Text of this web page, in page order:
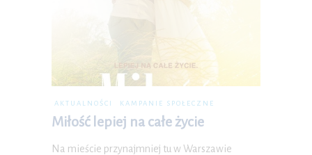
AKTUALNOŚCI KAMPANIE SPOŁECZNE
Miłość lepiej na całe życie
Na mieście przynajmniej tu w Warszawie